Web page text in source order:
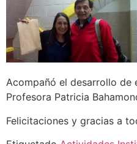
Acompañó el desarrollo de
Profesora Patricia
Felicitaciones y gracias a